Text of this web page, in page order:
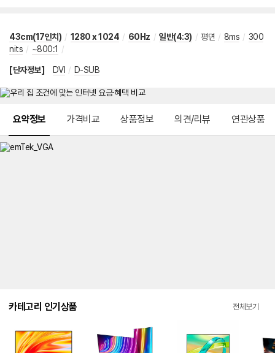
43cm(17인치) / 1280 x 1024 / 60Hz / 일반(4:3) / 평면 / 8ms / 300
nits / ~800:1 /
[단자정보] DVI / D-SUB
요약정보 가격비교 상품정보 의견/리뷰 연관상품
카테고리 인기상품 전체보기